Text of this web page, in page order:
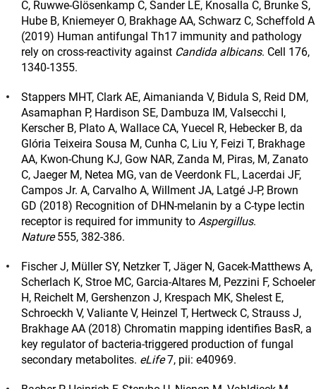
C, Ruwwe-Glösenkamp C, Sander LE, Knosalla C, Brunke S,
Hube B, Kniemeyer O, Brakhage AA, Schwarz C, Scheffold A
(2019) Human antifungal Th17 immunity and pathology
rely on cross-reactivity against Candida albicans. Cell 176,
1340-1355.
Stappers MHT, Clark AE, Aimanianda V, Bidula S, Reid DM,
Asamaphan P, Hardison SE, Dambuza IM, Valsecchi I,
Kerscher B, Plato A, Wallace CA, Yuecel R, Hebecker B, da
Glória Teixeira Sousa M, Cunha C, Liu Y, Feizi T, Brakhage
AA, Kwon-Chung KJ, Gow NAR, Zanda M, Piras, M, Zanato
C, Jaeger M, Netea MG, van de Veerdonk FL, Lacerdai JF,
Campos Jr. A, Carvalho A, Willment JA, Latgé J-P, Brown
GD (2018) Recognition of DHN-melanin by a C-type lectin
receptor is required for immunity to Aspergillus.
Nature555, 382-386.
Fischer J, Müller SY, Netzker T, Jäger N, Gacek-Matthews A,
Scherlach K, Stroe MC, Garcia-Altares M, Pezzini F, Schoeler
H, Reichelt M, Gershenzon J, Krespach MK, Shelest E,
Schroeckh V, Valiante V, Heinzel T, Hertweck C, Strauss J,
Brakhage AA (2018) Chromatin mapping identifies BasR, a
key regulator of bacteria-triggered production of fungal
secondary metabolites. eLife7, pii: e40969.